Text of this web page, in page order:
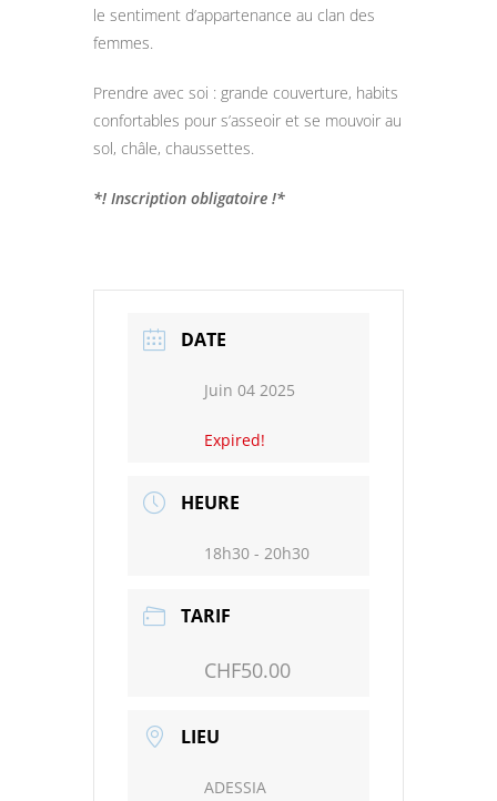
le sentiment d’appartenance au clan des
femmes.
Prendre avec soi : grande couverture, habits
confortables pour s’asseoir et se mouvoir au
sol, châle, chaussettes.
*! Inscription obligatoire !*
DATE
Juin 04 2025
Expired!
HEURE
18h30 - 20h30
TARIF
CHF50.00
LIEU
ADESSIA